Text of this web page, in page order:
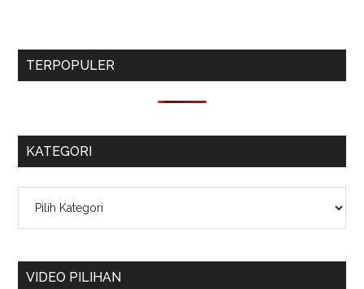
TERPOPULER
KATEGORI
VIDEO PILIHAN